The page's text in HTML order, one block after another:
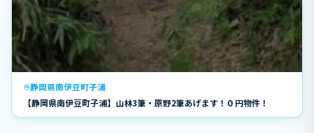
静岡県南伊豆町子浦
【静岡県南伊豆町子浦】山林3筆・原野2筆あげます！０円物件！